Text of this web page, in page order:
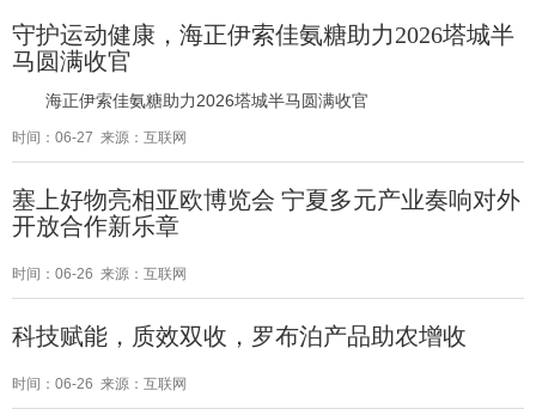
守护运动健康，海正伊索佳氨糖助力2026塔城半
马圆满收官
海正伊索佳氨糖助力2026塔城半马圆满收官
时间：06-27 来源：互联网
塞上好物亮相亚欧博览会 宁夏多元产业奏响对外
开放合作新乐章
时间：06-26 来源：互联网
科技赋能，质效双收，罗布泊产品助农增收
时间：06-26 来源：互联网